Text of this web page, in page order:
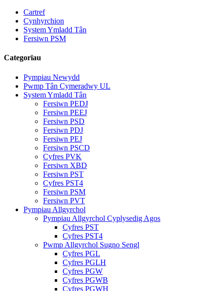
Cartref
Cynhyrchion
System Ymladd Tân
Fersiwn PSM
Categorïau
Pympiau Newydd
Pwmp Tân Cymeradwy UL
System Ymladd Tân
Fersiwn PEDJ
Fersiwn PEEJ
Fersiwn PSD
Fersiwn PDJ
Fersiwn PEJ
Fersiwn PSCD
Cyfres PVK
Fersiwn XBD
Fersiwn PST
Cyfres PST4
Fersiwn PSM
Fersiwn PVT
Pympiau Allgyrchol
Pympiau Allgyrchol Cyplysedig Agos
Cyfres PST
Cyfres PST4
Pwmp Allgyrchol Sugno Sengl
Cyfres PGL
Cyfres PGLH
Cyfres PGW
Cyfres PGWB
Cyfres PGWH